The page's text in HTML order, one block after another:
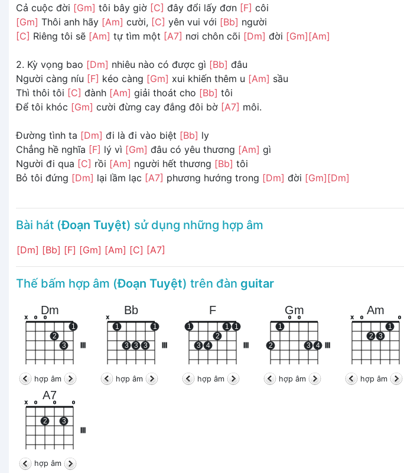
Cả cuộc đời [Gm] tôi bây giờ [C] đây đổi lấy đơn [F] côi
[Gm] Thôi anh hãy [Am] cười, [C] yên vui với [Bb] người
[C] Riêng tôi sẽ [Am] tự tìm một [A7] nơi chôn cõi [Dm] đời [Gm] [Am]
2. Kỳ vọng bao [Dm] nhiêu nào có được gì [Bb] đâu
Người càng níu [F] kéo càng [Gm] xui khiến thêm u [Am] sầu
Thì thôi tôi [C] đành [Am] giải thoát cho [Bb] tôi
Để tôi khóc [Gm] cười đừng cay đắng đôi bờ [A7] môi.
Đường tình ta [Dm] đi là đi vào biệt [Bb] ly
Chẳng hề nghĩa [F] lý vì [Gm] đâu có yêu thương [Am] gì
Người đi qua [C] rồi [Am] người hết thương [Bb] tôi
Bỏ tôi đứng [Dm] lại lầm lạc [A7] phương hướng trong [Dm] đời [Gm] [Dm]
Bài hát (Đoạn Tuyệt) sử dụng những hợp âm
[Dm] [Bb] [F] [Gm] [Am] [C] [A7]
Thế bấm hợp âm (Đoạn Tuyệt) trên đàn guitar
Dm
x o o
2
3
1
hợp âm
Bb
x
1
3 3 3
1
hợp âm
F
1
3 4
2
1 1
hợp âm
Gm
2
1
o o
3 4
hợp âm
Am
x o
2 3
1
o
hợp âm
A7
x o
2
o
3
o
hợp âm